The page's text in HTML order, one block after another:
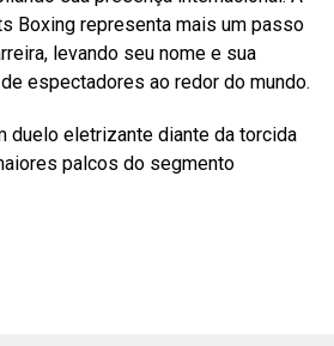
Boxing representa mais um passo
levando seu nome e sua
espectadores ao redor do mundo.
duelo eletrizante diante da torcida
palcos do segmento